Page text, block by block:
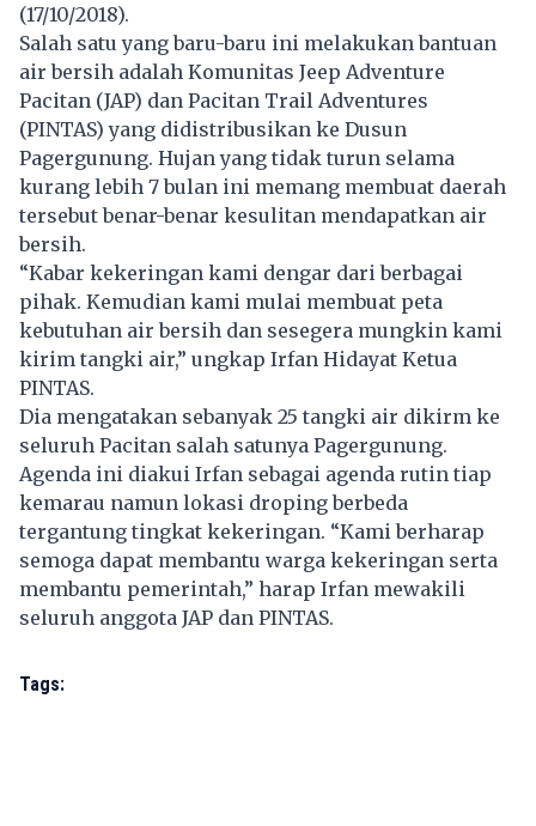
(17/10/2018).
Salah satu yang baru-baru ini melakukan bantuan
air bersih adalah Komunitas Jeep Adventure
Pacitan (JAP) dan Pacitan Trail Adventures
(PINTAS) yang didistribusikan ke Dusun
Pagergunung. Hujan yang tidak turun selama
kurang lebih 7 bulan ini memang membuat daerah
tersebut benar-benar kesulitan mendapatkan air
bersih.
“Kabar kekeringan kami dengar dari berbagai
pihak. Kemudian kami mulai membuat peta
kebutuhan air bersih dan sesegera mungkin kami
kirim tangki air,” ungkap Irfan Hidayat Ketua
PINTAS.
Dia mengatakan sebanyak 25 tangki air dikirm ke
seluruh Pacitan salah satunya Pagergunung.
Agenda ini diakui Irfan sebagai agenda rutin tiap
kemarau namun lokasi droping berbeda
tergantung tingkat kekeringan. “Kami berharap
semoga dapat membantu warga kekeringan serta
membantu pemerintah,” harap Irfan mewakili
seluruh anggota JAP dan PINTAS.
Tags: